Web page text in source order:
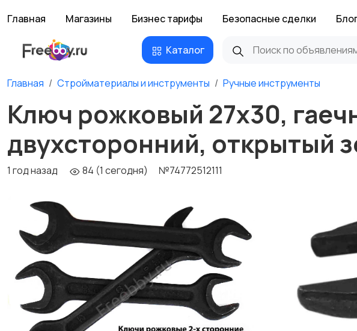
Главная Магазины Бизнес тарифы Безопасные сделки
Каталог
Главная Стройматериалы и инструменты Ручные инструменты
Ключ рожковый 27х30,
двухсторонний, открытый
1 год назад 84 (1 сегодня) №74772512111